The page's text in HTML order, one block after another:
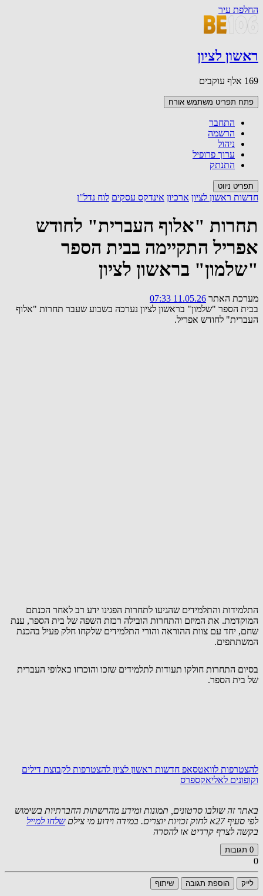
החלפת עיר
ראשון לציון
169 אלף עוקבים
פתח תפריט משתמש אורח
התחבר
הרשמה
ניהול
ערוך פרופיל
התנתק
תפריט ניווט
חדשות ראשון לציון ארכיון אינדקס עסקים לוח נדל"ן
תחרות "אלוף העברית" לחודש
אפריל התקיימה בבית הספר
"שלמון" בראשון לציון
מערכת האתר 11.05.26 07:33
בבית הספר "שלמון" בראשון לציון נערכה בשבוע שעבר תחרות "אלוף
העברית" לחודש אפריל.
התלמידות והתלמידים שהגיעו לתחרות הפגינו ידע רב לאחר הכנתם
המוקדמת. את המיזם והתחרות הובילה רכזת השפה של בית הספר, ענת
שחם, יחד עם צוות ההוראה והורי התלמידים שלקחו חלק פעיל בהכנת
המשתתפים.
בסיום התחרות חולקו תעודות לתלמידים שזכו והוכרזו כאלופי העברית
של בית הספר.
להצטרפות לוואטסאפ חדשות ראשון לציון להצטרפות לקבוצת דילים
וקופונים לאליאקספרס
באתר זה שולבו סרטונים, תמונות ומידע מהרשתות החברתיות בשימוש
לפי סעיף 27א לחוק זכויות יוצרים. במידה וידוע מי צילם
שלחו למייל
בקשה לצרף קרדיט או להסרה
0 תגובות
0
לייק הוספת תגובה שיתוף